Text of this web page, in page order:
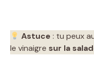
Astuce: tu peux
le vinaigre sur la